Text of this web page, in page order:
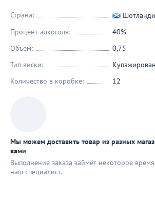
Страна:
Процент алкоголя:
40%
Объем:
0,75
Тип виски:
Количество в коробке:
12
Мы можем доставить товар из разных
вами
Выполнение заказа займёт некоторое
наш специaлист.